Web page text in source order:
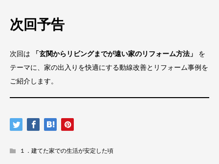
次回予告
次回は 「玄関からリビングまでが遠い家のリフォーム方法」
を
テーマに、家の出入りを快適にする動線改善とリフォーム事例を
ご紹介します。
１．建てた家での生活が安定した頃